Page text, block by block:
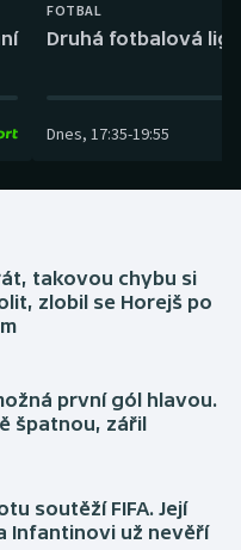
FOTBAL
Druhá fotbalová
Dnes, 17:35-19:55
takovou chybu si
zlobil se Horejš po
první gól hlavou.
špatnou, zářil
soutěží FIFA. Její
Infantinovi už nevěří